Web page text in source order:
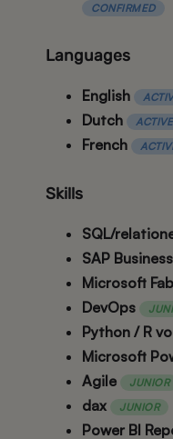
CONFIRMED
Languages
English
Dutch
French
Skills
SQL/
SAP
Microsoft
DevOps
Python / R
Microsoft
Agile JUNIOR
dax JUNIOR
Power BI